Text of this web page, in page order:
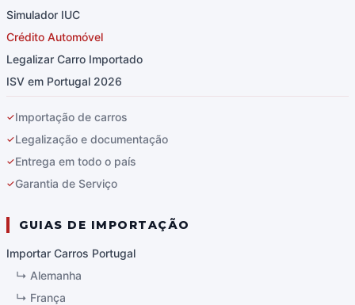
Simulador IUC
Crédito Automóvel
Legalizar Carro Importado
ISV em Portugal 2026
✓Importação de carros
✓Legalização e documentação
✓Entrega em todo o país
✓Garantia de Serviço
GUIAS DE IMPORTAÇÃO
Importar Carros Portugal
↳ Alemanha
↳ França